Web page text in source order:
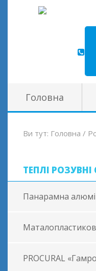
Головна
Ви тут: Головна /
ТЕПЛІ
Панарамна
PROCURAL